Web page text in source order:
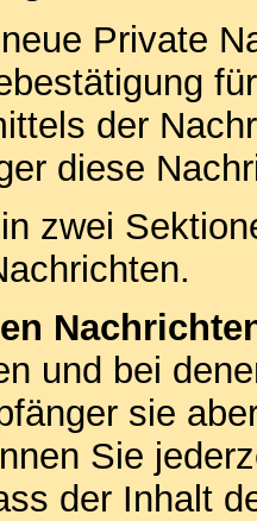
Private
der
diese
zwei
und bei
sie
Sie
der Inhalt